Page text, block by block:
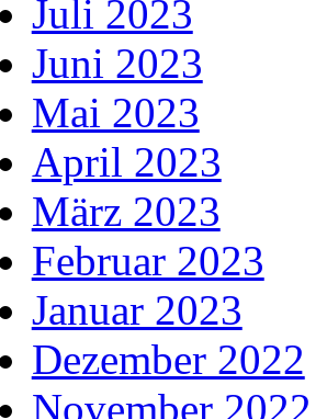
Juli 2023
Juni 2023
Mai 2023
April 2023
März 2023
Februar 2023
Januar 2023
Dezember 2022
November 2022